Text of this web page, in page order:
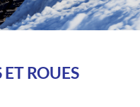
ET ROUES